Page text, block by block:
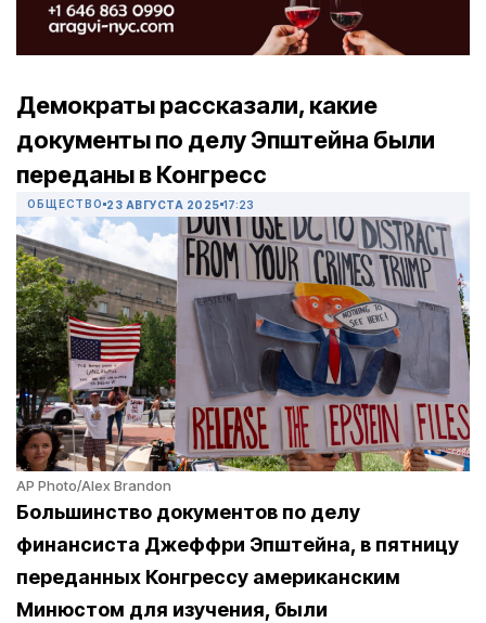
Демократы рассказали, какие
документы по делу Эпштейна были
переданы в Конгресс
ОБЩЕСТВО 23 АВГУСТА 2025 17:23
AP Photo/Alex Brandon
Большинство документов по делу
финансиста Джеффри Эпштейна, в пятницу
переданных Конгрессу американским
Минюстом для изучения, были